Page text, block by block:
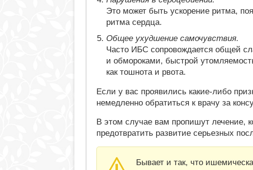
Это может быть ускорение ритма,
ритма сердца.
Общее ухудшение самочувствия.
Часто ИБС сопровождается общей
и обмороками, быстрой
как тошнота и рвота.
Если у вас проявились какие-либо
немедленно обратиться к врачу за
В этом случае вам пропишут лечение,
предотвратить развитие серьезных
Бывает и так, что